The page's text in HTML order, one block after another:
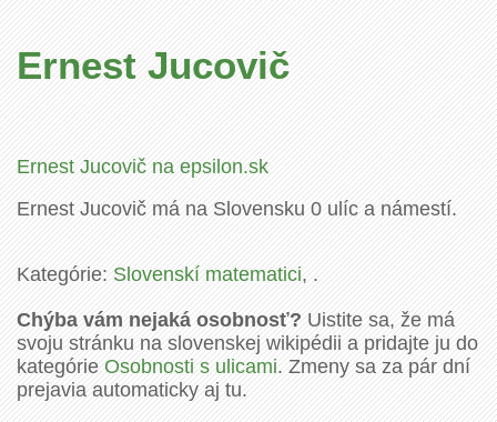
Ernest Jucovič
Ernest Jucovič na epsilon.sk
Ernest Jucovič má na Slovensku 0 ulíc a námestí.
Kategórie:Slovenskí matematici, .
Chýba vám nejaká osobnosť?Uistite sa, že má
svoju stránku na slovenskej wikipédii a pridajte ju do
kategórieOsobnosti s ulicami. Zmeny sa za pár dní
prejavia automaticky aj tu.